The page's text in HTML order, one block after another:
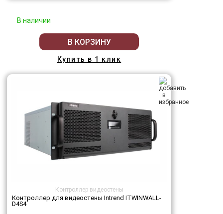
В наличии
В КОРЗИНУ
Купить в 1 клик
Контроллер видеостены
Контроллер для видеостены Intrend ITWINWALL-
D4S4